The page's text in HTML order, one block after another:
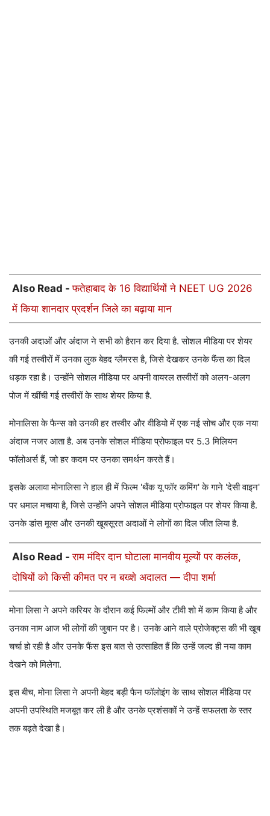
Also Read -फतेहाबाद के 16 विद्यार्थियों ने NEET UG 2026
में किया शानदार प्रदर्शन जिले का बढ़ाया मान
उनकी अदाओं और अंदाज ने सभी को हैरान कर दिया है. सोशल मीडिया पर शेयर
की गई तस्वीरों में उनका लुक बेहद ग्लैमरस है, जिसे देखकर उनके फैंस का दिल
धड़क रहा है। उन्होंने सोशल मीडिया पर अपनी वायरल तस्वीरों को अलग-अलग
पोज में खींची गई तस्वीरों के साथ शेयर किया है.
मोनालिसा के फैन्स को उनकी हर तस्वीर और वीडियो में एक नई सोच और एक नया
अंदाज नजर आता है. अब उनके सोशल मीडिया प्रोफाइल पर 5.3 मिलियन
फॉलोअर्स हैं, जो हर कदम पर उनका समर्थन करते हैं।
इसके अलावा मोनालिसा ने हाल ही में फिल्म 'थैंक यू फॉर कमिंग' के गाने 'देसी वाइन'
पर धमाल मचाया है, जिसे उन्होंने अपने सोशल मीडिया प्रोफाइल पर शेयर किया है.
उनके डांस मूव्स और उनकी खूबसूरत अदाओं ने लोगों का दिल जीत लिया है.
Also Read -राम मंदिर दान घोटाला मानवीय मूल्यों पर कलंक,
दोषियों को किसी कीमत पर न बख्शे अदालत — दीपा शर्मा
मोना लिसा ने अपने करियर के दौरान कई फिल्मों और टीवी शो में काम किया है और
उनका नाम आज भी लोगों की जुबान पर है। उनके आने वाले प्रोजेक्ट्स की भी खूब
चर्चा हो रही है और उनके फैंस इस बात से उत्साहित हैं कि उन्हें जल्द ही नया काम
देखने को मिलेगा.
इस बीच, मोना लिसा ने अपनी बेहद बड़ी फैन फॉलोइंग के साथ सोशल मीडिया पर
अपनी उपस्थिति मजबूत कर ली है और उनके प्रशंसकों ने उन्हें सफलता के स्तर
तक बढ़ते देखा है।